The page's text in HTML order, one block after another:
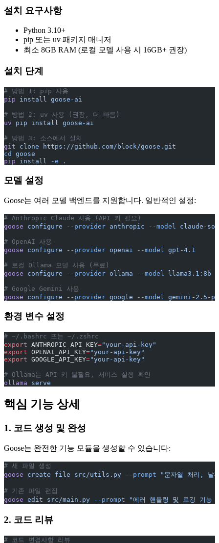
설치 요구사항
Python 3.10+
pip 또는 uv 패키지 매니저
최소 8GB RAM (로컬 모델 사용 시 16GB+ 권장)
설치 단계
# 방법 1: pip 사용
pip install goose-ai
# 방법 2: uv 사용 (권장, 더 빠름)
uv pip install goose-ai
# 방법 3: 소스에서 설치
git clone https://github.com/block/goose.git
cd
goose
pip install -e .
모델 설정
Goose는 여러 모델 백엔드를 지원합니다. 일반적인 설정:
# Anthropic Claude 사용 (API 키 필요)
goose configure --provider anthropic --model claude-
# OpenAI 사용
goose configure --provider openai --model gpt-4.1
# 로컬 Ollama 모델 사용 (무료)
goose configure --provider ollama --model llama3.1:8b
# Google Gemini 사용
goose configure --provider google --model gemini-2.5-
환경 변수 설정
# ~/.bashrc 또는 ~/.zshrc
export ANTHROPIC_API_KEY="your-api-key"
export OPENAI_API_KEY="your-api-key"
export GOOGLE_API_KEY="your-api-key"
# Ollama는 API 키 불필요, 서비스 실행 확인
ollama serve
핵심 기능 상세
1. 코드 생성 및 완성
Goose는 완전한 기능 모듈을 생성할 수 있습니다:
# 새 파일 생성
goose create file src/utils.py --prompt "문자열 처리, 날
# 기존 파일 편집
goose edit src/main.py --prompt "에러 핸들링 및 로깅 기능
2. 코드 리뷰
# 코드 변경사항 리뷰